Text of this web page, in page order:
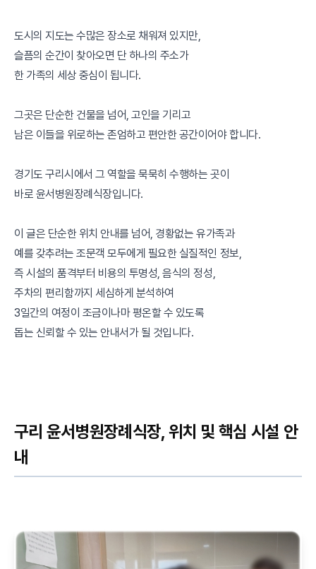
도시의 지도는 수많은 장소로 채워져 있지만,
슬픔의 순간이 찾아오면 단 하나의 주소가
한 가족의 세상 중심이 됩니다.
그곳은 단순한 건물을 넘어, 고인을 기리고
남은 이들을 위로하는 존엄하고 편안한 공간이어야 합니다.
경기도 구리시에서 그 역할을 묵묵히 수행하는 곳이
바로 윤서병원장례식장입니다.
이 글은 단순한 위치 안내를 넘어, 경황없는 유가족과
예를 갖추려는 조문객 모두에게 필요한 실질적인 정보,
즉 시설의 품격부터 비용의 투명성, 음식의 정성,
주차의 편리함까지 세심하게 분석하여
3일간의 여정이 조금이나마 평온할 수 있도록
돕는 신뢰할 수 있는 안내서가 될 것입니다.
구리 윤서병원장례식장, 위치 및 핵심 시설 안
내